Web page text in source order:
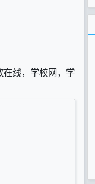
线，学校网，学